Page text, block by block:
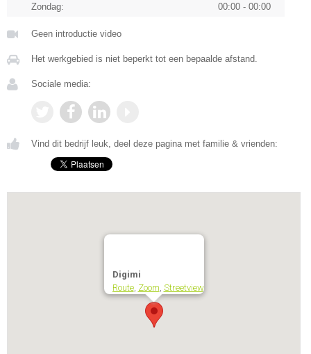
Zondag:
00:00 - 00:00
Geen introductie video
Het werkgebied is niet beperkt tot een bepaalde afstand.
Sociale media:
Vind dit bedrijf leuk, deel deze pagina met familie & vrienden:
Digimi
Route, Zoom, Streetview